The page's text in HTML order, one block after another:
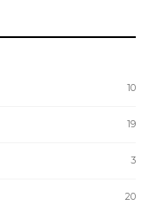
10
19
3
20